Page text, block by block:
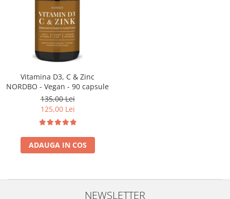
Vitamina D3, C & Zinc
NORDBO - Vegan - 90 capsule
135,00 Lei
125,00 Lei
ADAUGA IN COS
NEWSLETTER